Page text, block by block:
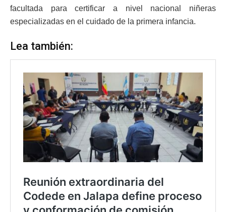
facultada para certificar a nivel nacional niñeras
especializadas en el cuidado de la primera infancia.
Lea también: